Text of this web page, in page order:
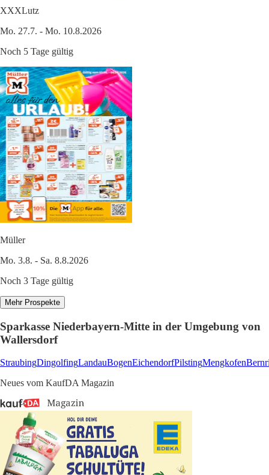
XXXLutz
Mo. 27.7. - Mo. 10.8.2026
Noch 5 Tage gültig
Müller
Mo. 3.8. - Sa. 8.8.2026
Noch 3 Tage gültig
Mehr Prospekte
Sparkasse Niederbayern-Mitte in der Umgebung von
Wallersdorf
StraubingDingolfingLandauBogenEichendorfPilstingMengkofen
Neues vom KaufDA Magazin